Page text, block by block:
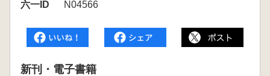
六一ID
N04566
新刊・電子書籍